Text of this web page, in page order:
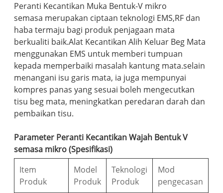
Peranti Kecantikan Muka Bentuk-V mikro
semasa merupakan ciptaan teknologi EMS,RF dan
haba termaju bagi produk penjagaan mata
berkualiti baik.Alat Kecantikan Alih Keluar Beg Mata
menggunakan EMS untuk memberi tumpuan
kepada memperbaiki masalah kantung mata.selain
menangani isu garis mata, ia juga mempunyai
kompres panas yang sesuai boleh mengecutkan
tisu beg mata, meningkatkan peredaran darah dan
pembaikan tisu.
Parameter Peranti Kecantikan Wajah Bentuk V
semasa mikro (Spesifikasi)
Item
Produk
Model
Produk
Teknologi
Produk
Mod
pengecasan